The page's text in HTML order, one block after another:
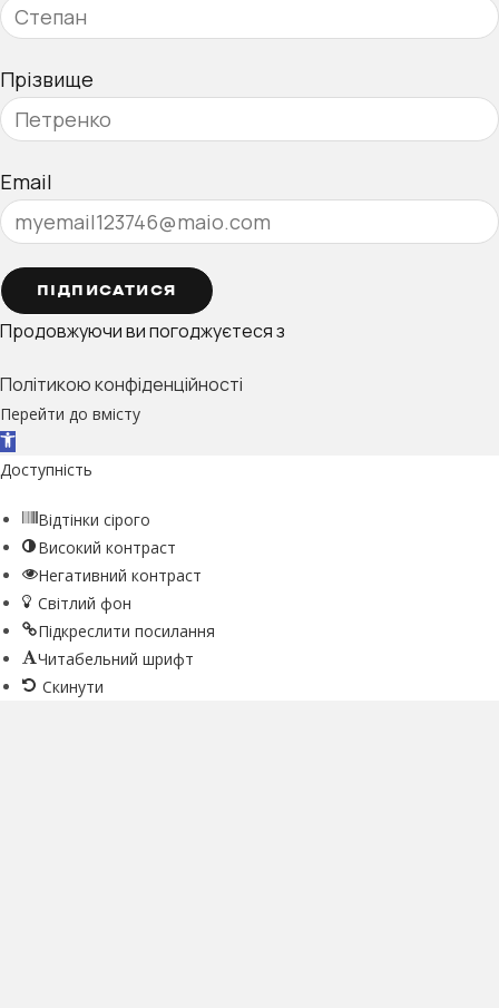
Прізвище
Email
ПІДПИСАТИСЯ
Продовжуючи ви погоджуєтеся з
Політикою конфіденційності
Перейти до вмісту
Відкрити Панель інструментів
Доступність
Відтінки сірого
Високий контраст
Негативний контраст
Світлий фон
Підкреслити посилання
Читабельний шрифт
Скинути